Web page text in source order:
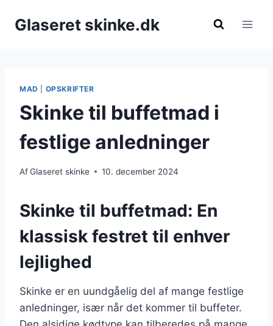
Glaseret skinke.dk
MAD OPSKRIFTER
Skinke til buffetmad i
festlige anledninger
AfGlaseret skinke 10. december 2024
Skinke til buffetmad: En
klassisk festret til enhver
lejlighed
Skinke er en uundgåelig del af mange festlige
anledninger, især når det kommer til buffeter.